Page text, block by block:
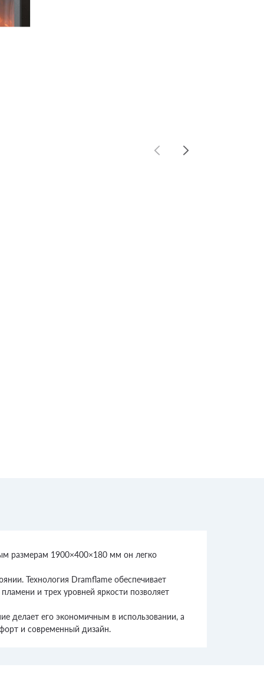
размерам 1900×400×180 мм он легко
Технология Dramflame обеспечивает
и трех уровней яркости позволяет
делает его экономичным в использовании, а
и современный дизайн.